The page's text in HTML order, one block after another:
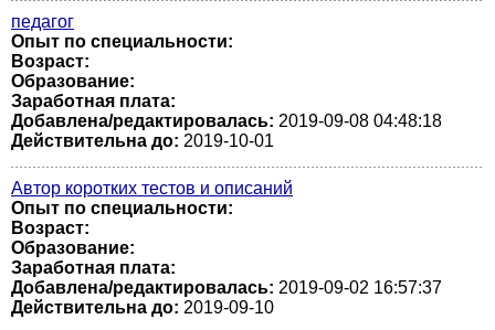
педагог
Опыт по специальности:
Возраст:
Образование:
Заработная плата:
Добавлена/редактировалась: 2019-09-08 04:48:18
Действительна до: 2019-10-01
Автор коротких тестов и описаний
Опыт по специальности:
Возраст:
Образование:
Заработная плата:
Добавлена/редактировалась: 2019-09-02 16:57:37
Действительна до: 2019-09-10